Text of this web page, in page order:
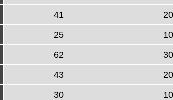
41 20
25 10
62 30
43 20
30 10